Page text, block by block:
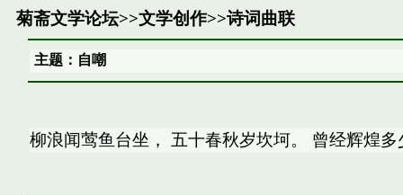
菊斋文学论坛>>文学创作>>诗词曲联
主题：自嘲
柳浪闻莺鱼台坐， 五十春秋岁坎坷。 曾经辉煌